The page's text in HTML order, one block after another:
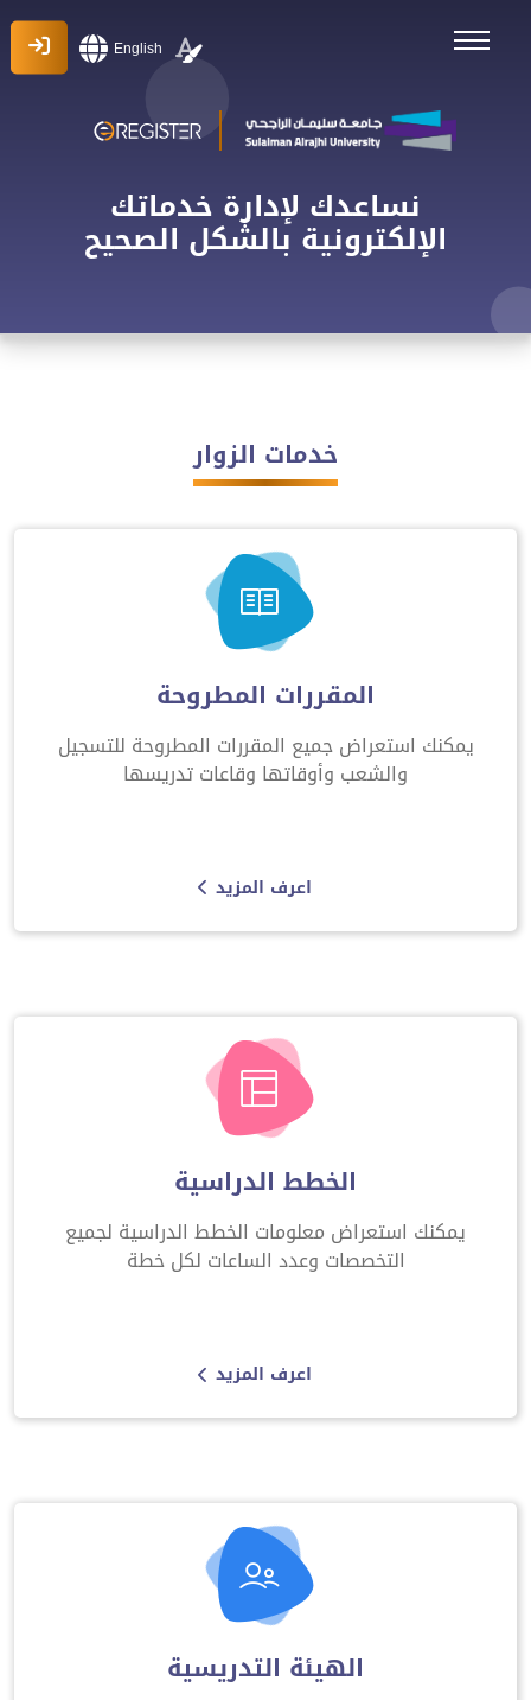
English
نساعدك لإدارة خدماتك
الإلكترونية بالشكل الصحيح
خدمات الزوار
المقررات المطروحة
يمكنك استعراض جميع المقررات المطروحة للتسجيل
والشعب وأوقاتها وقاعات تدريسها
اعرف المزيد
الخطط الدراسية
يمكنك استعراض معلومات الخطط الدراسية لجميع
التخصصات وعدد الساعات لكل خطة
اعرف المزيد
الهيئة التدريسية